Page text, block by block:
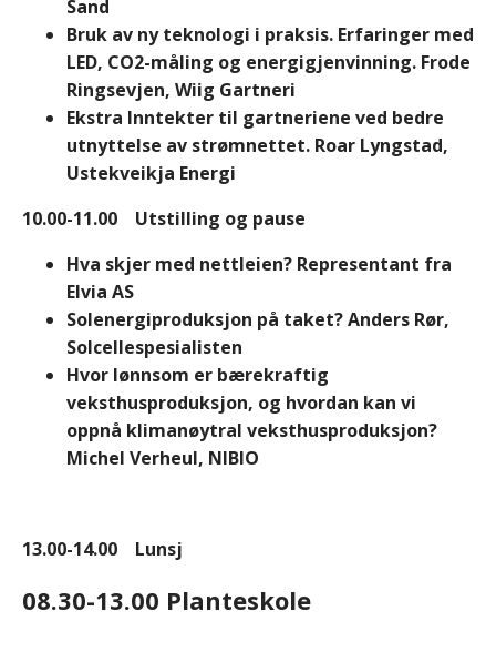
Sand
Bruk av ny teknologi i praksis. Erfaringer med
LED, CO2-måling og energigjenvinning. Frode
Ringsevjen, Wiig Gartneri
Ekstra Inntekter til gartneriene ved bedre
utnyttelse av strømnettet. Roar Lyngstad,
Ustekveikja Energi
10.00-11.00 Utstilling og pause
Hva skjer med nettleien? Representant fra
Elvia AS
Solenergiproduksjon på taket?Anders Rør,
Solcellespesialisten
Hvor lønnsom er bærekraftig
veksthusproduksjon, og hvordan kan vi
oppnå klimanøytral veksthusproduksjon?
Michel Verheul, NIBIO
13.00-14.00 Lunsj
08.30-13.00 Planteskole